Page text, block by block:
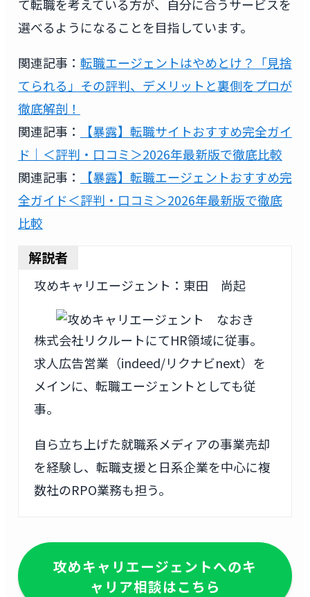
て転職を考えている方が、自分に合うサービスを
選べるようになることを目指しています。
関連記事： 転職エージェントはやめとけ？「見捨
てられる」その評判、デメリットと裏側をプロが
徹底解剖！
関連記事：
【暴露】転職サイトおすすめ完全ガイ
ド｜＜評判・口コミ＞2026年最新版で徹底比較
関連記事：
【暴露】転職エージェントおすすめ完
全ガイド＜評判・口コミ＞2026年最新版で徹底
比較
解説者
攻めキャリエージェント：東田 尚起
株式会社リクルートにてHR領域に従事。
求人広告営業（indeed/リクナビnext）を
メインに、転職エージェントとしても従
事。
自ら立ち上げた就職系メディアの事業売却
を経験し、転職支援と日系企業を中心に複
数社のRPO業務も担う。
攻めキャリエージェントへのキ
ャリア相談はこちら